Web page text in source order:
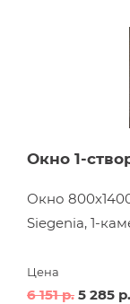
Окно 1-
Окно
Siegenia, 1-
Цена
6 151 р. 5 285 р.